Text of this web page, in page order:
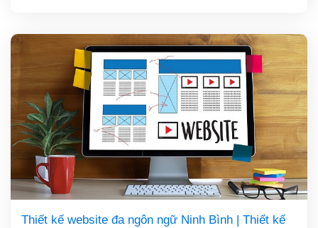
Thiết kế website đa ngôn ngữ Ninh Bình | Thiết kế